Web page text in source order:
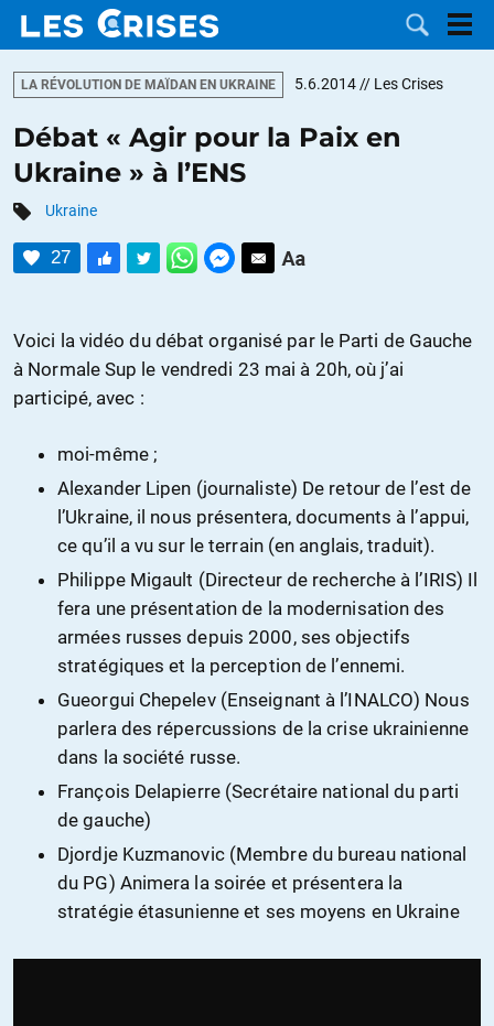
LES
DOSSIERS
CATÉGORIES
CONTACTER
FAIRE UN
LA RÉVOLUTION DE MAÏDAN EN UKRAINE 5.6.2014 // Les Crises
Débat « Agir pour la Paix en
Ukraine » à l’ENS
Ukraine
27
Voici la vidéo du débat organisé par le Parti de Gauche
à Normale Sup le vendredi 23 mai à 20h, où j’ai
participé, avec :
moi-même ;
Alexander Lipen (journaliste) De retour de l’est de
l’Ukraine, il nous présentera, documents à l’appui,
ce qu’il a vu sur le terrain (en anglais, traduit).
Philippe Migault (Directeur de recherche à l’IRIS) Il
fera une présentation de la modernisation des
armées russes depuis 2000, ses objectifs
stratégiques et la perception de l’ennemi.
Gueorgui Chepelev (Enseignant à l’INALCO) Nous
parlera des répercussions de la crise ukrainienne
dans la société russe.
François Delapierre (Secrétaire national du parti
de gauche)
Djordje Kuzmanovic (Membre du bureau national
du PG) Animera la soirée et présentera la
stratégie étasunienne et ses moyens en Ukraine